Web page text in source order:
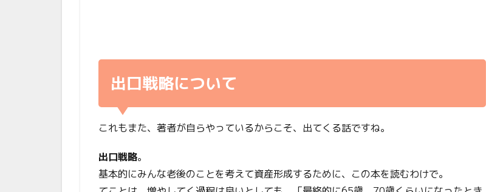
出口戦略について
これもまた、著者が自らやっているからこそ、出てくる話ですね。
出口戦略。
基本的にみんな老後のことを考えて資産形成するために、この本を読むわけで。